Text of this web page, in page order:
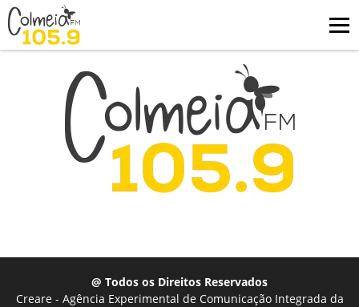
@ Todos os Direitos Reservados
Creare - Agência Experimental de Comunicação Integrada da